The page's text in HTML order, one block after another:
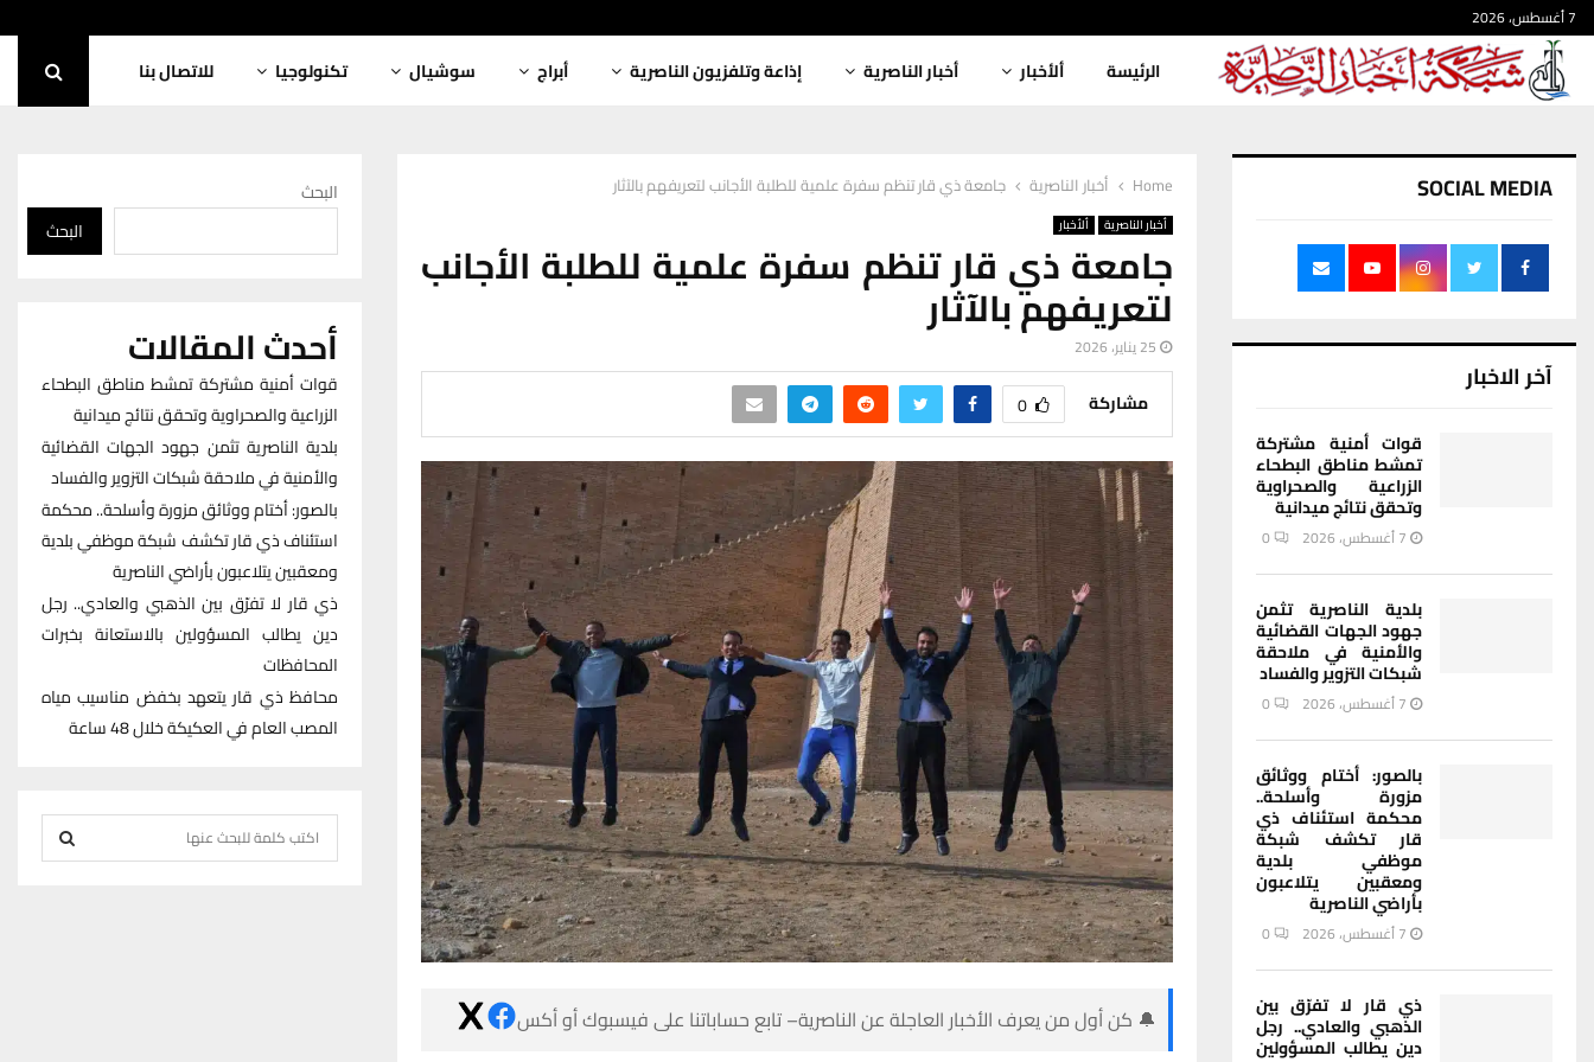
7 أغسطس، 2026
الرئيسة ألأخبار أخبار الناصرية إذاعة وتلفزيون الناصرية أبراج سوشيال تكنولوجيا للاتصال بنا
Home أخبار الناصرية جامعة ذي قار تنظم سفرة علمية للطلبة الأجانب لتعريفهم بالآثار
أخبار الناصرية ألأخبار
جامعة ذي قار تنظم سفرة علمية للطلبة الأجانب
لتعريفهم بالآثار
25 يناير، 2026
مشاركة 0
🔔 كن أول من يعرف الأخبار العاجلة عن الناصرية– تابع حساباتنا على فيسبوك أو أكس
SOCIAL MEDIA
آخر الاخبار
قوات أمنية مشتركة
تمشط مناطق البطحاء
الزراعية والصحراوية
وتحقق نتائج ميدانية
7 أغسطس، 2026 0
بلدية الناصرية تثمن
جهود الجهات القضائية
والأمنية في ملاحقة
شبكات التزوير والفساد
7 أغسطس، 2026 0
بالصور: أختام ووثائق
مزورة وأسلحة..
محكمة استئناف ذي
قار تكشف شبكة
موظفي بلدية
ومعقبين يتلاعبون
بأراضي الناصرية
7 أغسطس، 2026 0
ذي قار لا تفرّق بين
الذهبي والعادي.. رجل
دين يطالب المسؤولين
البحث
البحث
أحدث المقالات
قوات أمنية مشتركة تمشط مناطق البطحاء
الزراعية والصحراوية وتحقق نتائج ميدانية
بلدية الناصرية تثمن جهود الجهات القضائية
والأمنية في ملاحقة شبكات التزوير والفساد
بالصور: أختام ووثائق مزورة وأسلحة.. محكمة
استئناف ذي قار تكشف شبكة موظفي بلدية
ومعقبين يتلاعبون بأراضي الناصرية
ذي قار لا تفرّق بين الذهبي والعادي.. رجل
دين يطالب المسؤولين بالاستعانة بخبرات
المحافظات
محافظ ذي قار يتعهد بخفض مناسيب مياه
المصب العام في العكيكة خلال 48 ساعة
e